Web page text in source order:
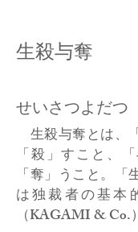
生殺与奪
せいさつよだつ
生殺与奪とは、
「殺」すこと、
「奪」うこと。「
は独裁者の基本
（KAGAMI & Co.）